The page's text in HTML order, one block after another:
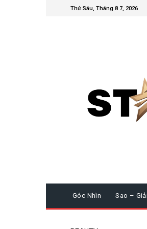
Thứ Sáu, Tháng 8 7, 2026
Góc Nhìn Sao –